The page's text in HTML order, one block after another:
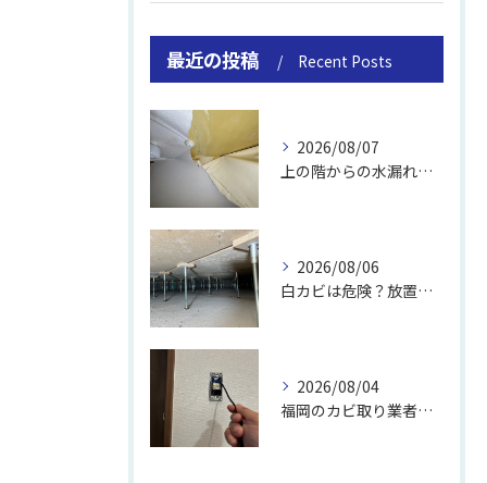
最近の投稿 Recent Posts
2026/08/07
上の階からの水漏れでカビ｜対処法と業者
2026/08/06
白カビは危険？放置のリスクと取り方
2026/08/04
福岡のカビ取り業者おすすめの選び方と費用